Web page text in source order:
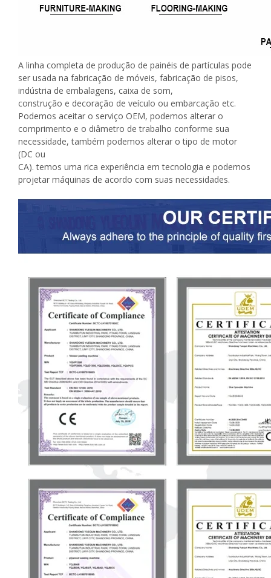
A linha completa de produção de painéis de partículas pode
ser usada na fabricação de móveis, fabricação de pisos,
indústria de embalagens, caixa de som,
construção e decoração de veículo ou embarcação etc.
Podemos aceitar o serviço OEM, podemos alterar o
comprimento e o diâmetro de trabalho conforme sua
necessidade, também podemos alterar o tipo de motor
(DC ou
CA). temos uma rica experiência em tecnologia e podemos
projetar máquinas de acordo com suas necessidades.